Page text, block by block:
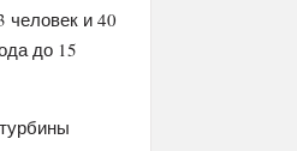
человек и 40
до 15